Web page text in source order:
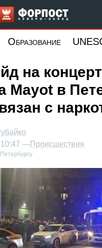
Форпост
Образование
на
Mayot в
с
10:47 —Происшествия